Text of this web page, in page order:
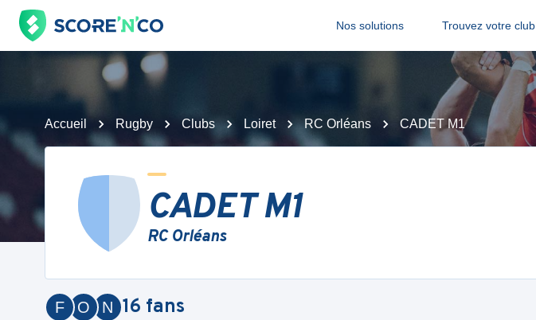
Nos solutions Trouvez votre club
Accueil Rugby Clubs Loiret RC Orléans CADET M1
CADET M1
RC Orléans
N
O
F 16 fans